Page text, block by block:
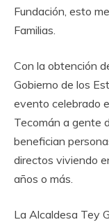
Fundación, esto
Familias.
Con la obtención
Gobierno de los
evento celebrado
Tecomán a gente
benefician
directos viviendo
años o más.
La Alcaldesa Tey